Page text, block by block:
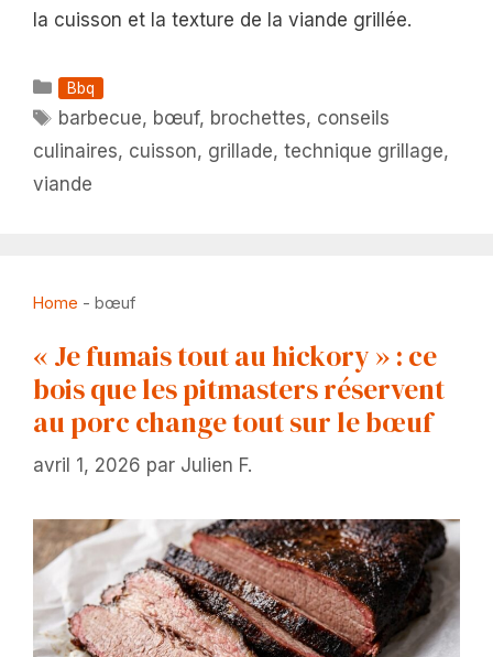
la cuisson et la texture de la viande grillée.
Catégories
Bbq
Étiquettes
barbecue, bœuf, brochettes, conseils
culinaires, cuisson, grillade, technique grillage,
viande
Home - bœuf
« Je fumais tout au hickory » : ce
bois que les pitmasters réservent
au porc change tout sur le bœuf
avril 1, 2026 par Julien F.